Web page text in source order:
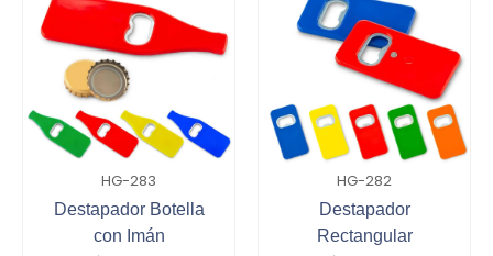
HG-283
Destapador Botella
con Imán
HG-282
Destapador
Rectangular